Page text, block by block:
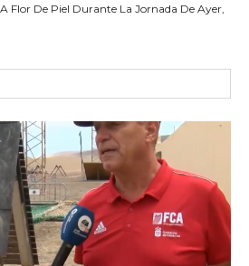
Flor De Piel Durante La Jornada De Ayer,